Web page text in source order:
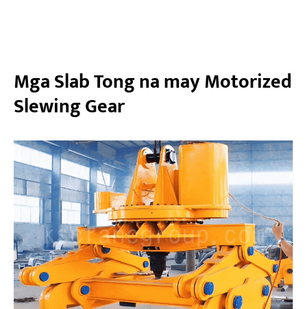
Mga Slab Tong na may Motorized
Slewing Gear